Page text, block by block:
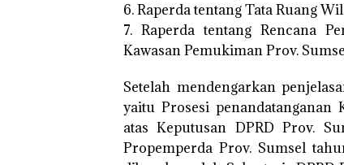
6. Raperda tentang Tata Ruang
7. Raperda tentang Rencana
Kawasan Pemukiman Prov.
Setelah mendengarkan
yaitu Prosesi penandatanganan
atas Keputusan DPRD Prov.
Propemperda Prov. Sumsel